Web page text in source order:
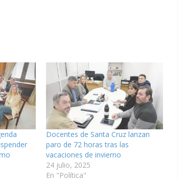
Docentes de Santa Cruz lanzan
paro de 72 horas tras las
vacaciones de invierno
24 julio, 2025
En "Política"